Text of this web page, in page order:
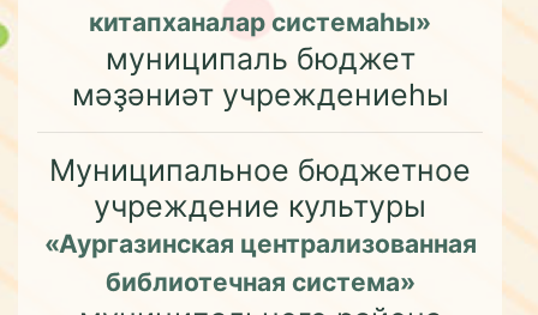
китапханалар системаһы»
муниципаль бюджет
мәҙәниәт учреждениеһы
Муниципальное бюджетное
учреждение культуры
«Аургазинская централизованная
библиотечная система»